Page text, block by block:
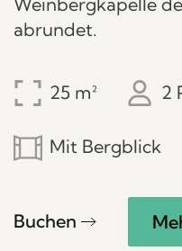
abrundet.
25 2
Mit Bergblick
Buchen